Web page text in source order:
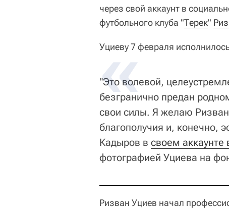
через свой аккаунт в
футбольного клуба "Терек"
Уциеву 7 февраля
"Это волевой,
безгранично предан
свои силы. Я желаю
благополучия и, конечно,
Кадыров в своем аккаунте
фотографией Уциева на
Ризван Уциев начал